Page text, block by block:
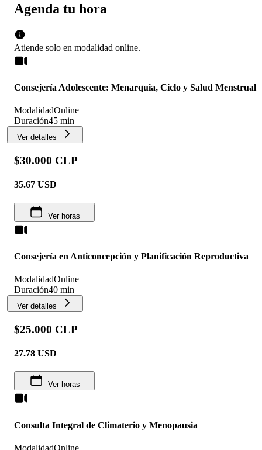
Agenda tu hora
Atiende solo en modalidad online.
Consejería Adolescente: Menarquia, Ciclo y Salud Menstrual
ModalidadOnline
Duración45 min
Ver detalles
$30.000 CLP
35.67 USD
Ver horas
Consejería en Anticoncepción y Planificación Reproductiva
ModalidadOnline
Duración40 min
Ver detalles
$25.000 CLP
27.78 USD
Ver horas
Consulta Integral de Climaterio y Menopausia
ModalidadOnline